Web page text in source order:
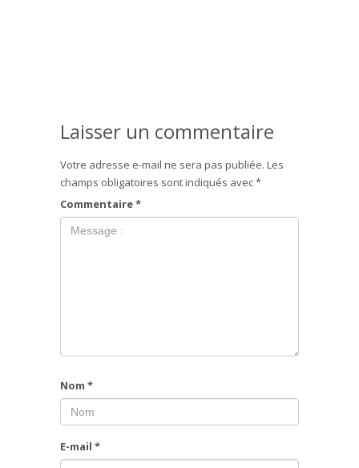
Laisser un commentaire
Votre adresse e-mail ne sera pas publiée. Les
champs obligatoires sont indiqués avec*
Commentaire*
Nom *
E-mail *